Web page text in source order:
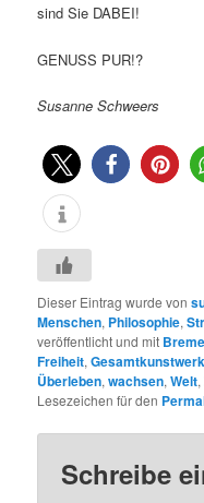
sind Sie DABEI!
GENUSS PUR!?
Susanne Schweers
Dieser Eintrag wurde von
Menschen, Philosophie,
veröffentlicht und mit
Freiheit,Gesamtkunstwerk
Überleben,wachsen,Welt,
Lesezeichen für den
Schreibe